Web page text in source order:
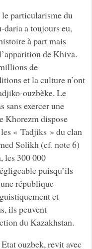
particularisme du
daria a toujours eu,
à part mais
de Khiva.
de
et la culture n’ont
ouzbèke. Le
sans exercer une
Khorezm dispose
les « Tadjiks » du clan
Solikh (cf. note 6)
les 300 000
puisqu’ils
république
et
ils peuvent
du Kazakhstan.
ouzbek, revit avec